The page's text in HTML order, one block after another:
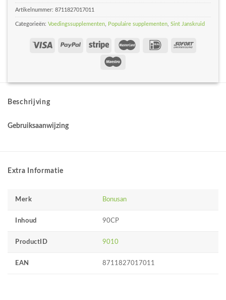
Artikelnummer: 8711827017011
Categorieën: Voedingssupplementen Populaire supplementen Sint Janskruid
Beschrijving
Gebruiksaanwijzing
Extra Informatie
Merk Bonusan
Inhoud 90CP
ProductID 9010
EAN 8711827017011